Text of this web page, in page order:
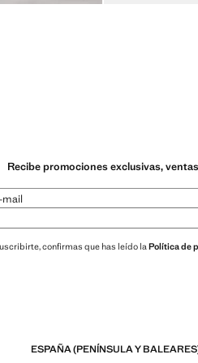
Recibe promociones exclusivas,
mail
confirmas que has leído laPolítica de
ESPAÑA (PENÍNSULA Y